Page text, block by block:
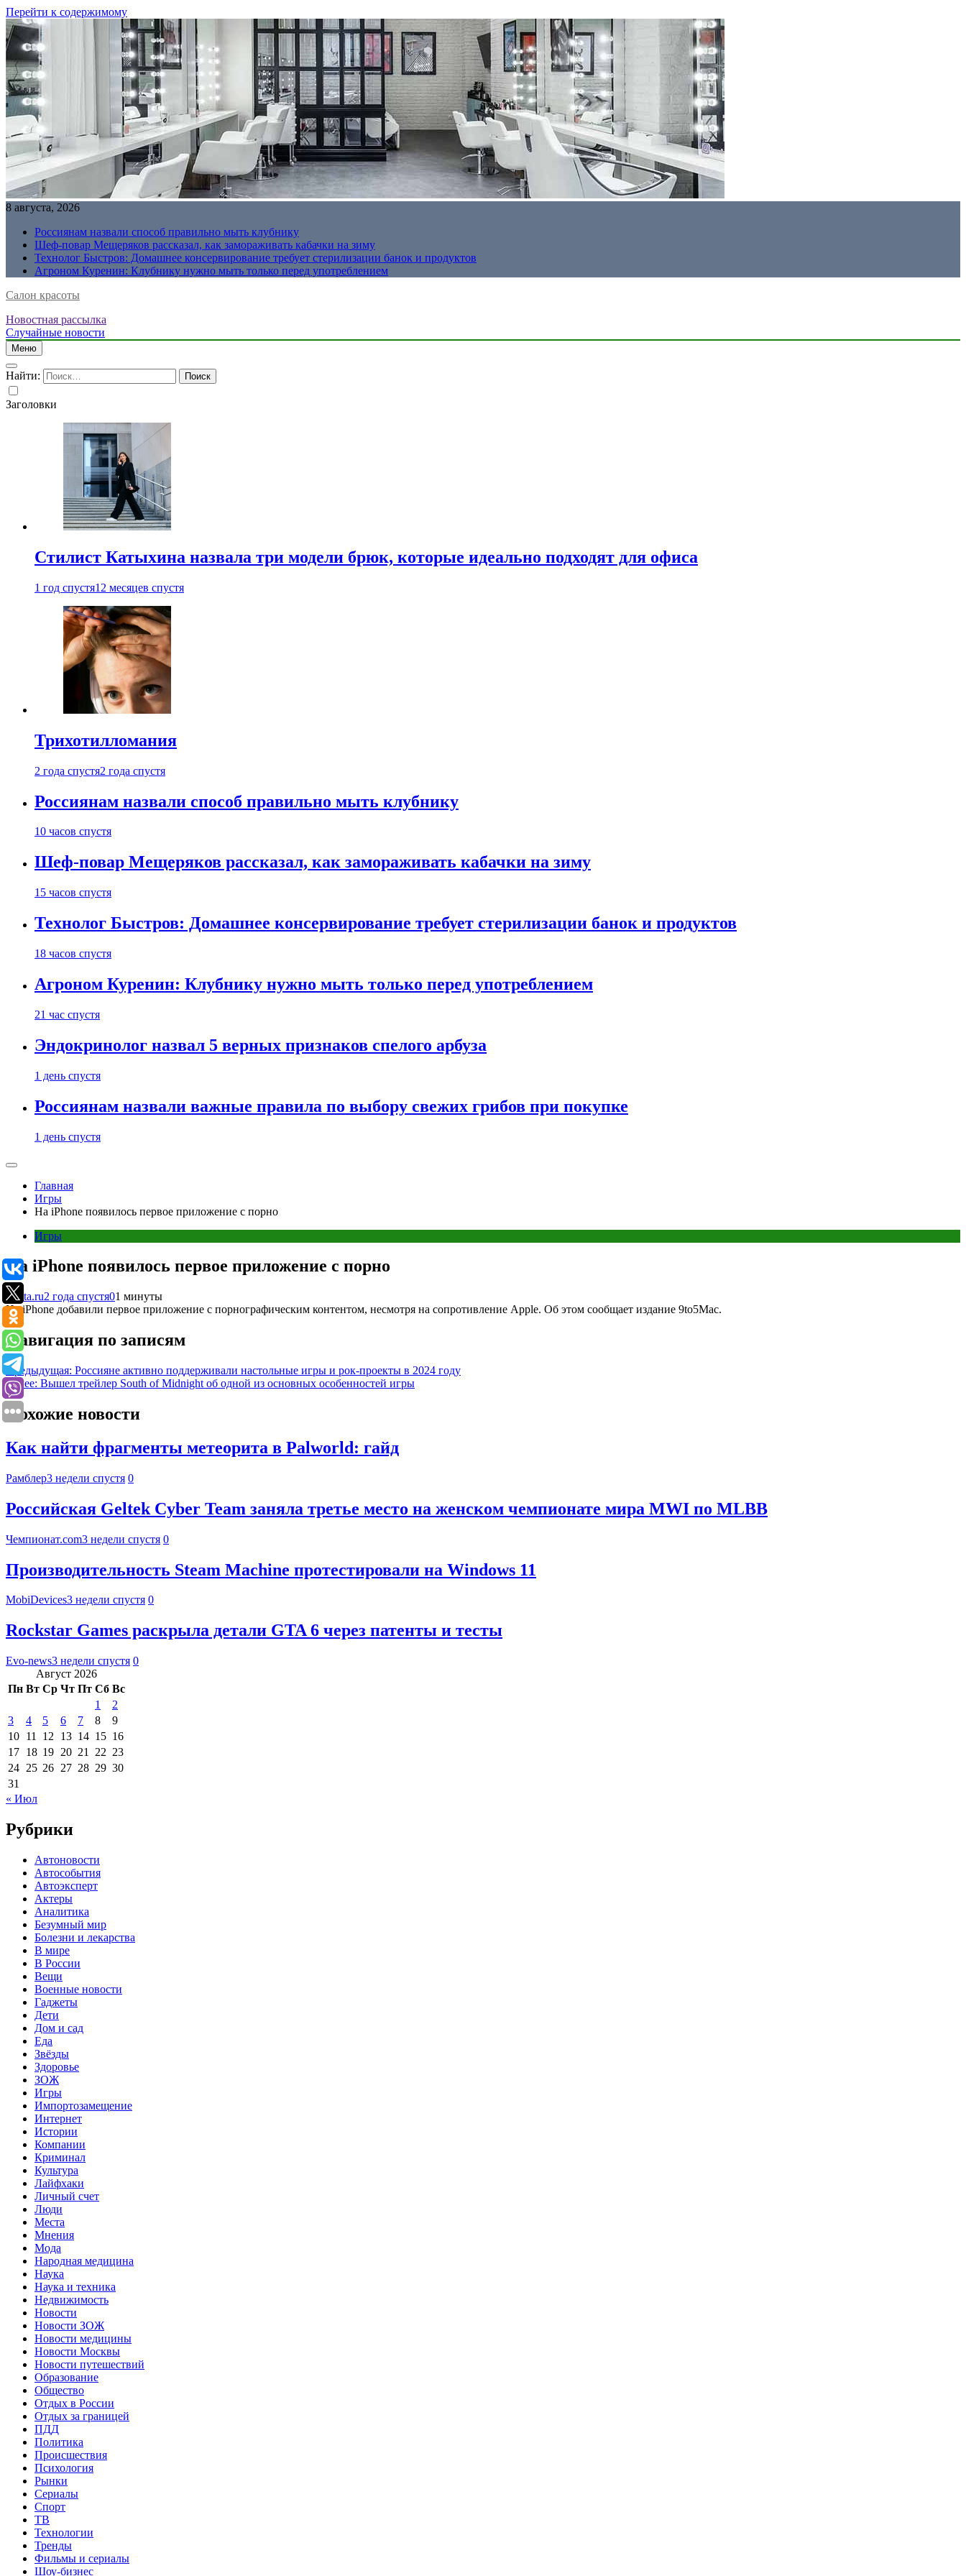
Перейти к содержимому
8 августа, 2026
Россиянам назвали способ правильно мыть клубнику
Шеф-повар Мещеряков рассказал, как замораживать кабачки на зиму
Технолог Быстров: Домашнее консервирование требует стерилизации банок и продуктов
Агроном Куренин: Клубнику нужно мыть только перед употреблением
Салон красоты
Новостная рассылка
Случайные новости
Меню
Найти:
Заголовки
Стилист Катыхина назвала три модели брюк, которые идеально подходят для офиса
1 год спустя12 месяцев спустя
Трихотилломания
2 года спустя2 года спустя
Россиянам назвали способ правильно мыть клубнику
10 часов спустя
Шеф-повар Мещеряков рассказал, как замораживать кабачки на зиму
15 часов спустя
Технолог Быстров: Домашнее консервирование требует стерилизации банок и продуктов
18 часов спустя
Агроном Куренин: Клубнику нужно мыть только перед употреблением
21 час спустя
Эндокринолог назвал 5 верных признаков спелого арбуза
1 день спустя
Россиянам назвали важные правила по выбору свежих грибов при покупке
1 день спустя
Главная
Игры
На iPhone появилось первое приложение с порно
Игры
На iPhone появилось первое приложение с порно
Lenta.ru2 года спустя01 минуты
На iPhone добавили первое приложение с порнографическим контентом, несмотря на сопротивление Apple. Об этом сообщает издание 9to5Mac.
Навигация по записям
Предыдущая: Россияне активно поддерживали настольные игры и рок-проекты в 2024 году
Далее: Вышел трейлер South of Midnight об одной из основных особенностей игры
Похожие новости
Как найти фрагменты метеорита в Palworld: гайд
Рамблер3 недели спустя 0
Российская Geltek Cyber Team заняла третье место на женском чемпионате мира MWI по MLBB
Чемпионат.com3 недели спустя 0
Производительность Steam Machine протестировали на Windows 11
MobiDevices3 недели спустя 0
Rockstar Games раскрыла детали GTA 6 через патенты и тесты
Evo-news3 недели спустя 0
Август 2026
Пн Вт Ср Чт Пт Сб Вс
1
2
3
4 5 6 7 8
9
10 11 12 13 14 15 16
17 18 19 20 21 22 23
24 25 26 27 28 29 30
31
« Июл
Рубрики
Автоновости
Автособытия
Автоэксперт
Актеры
Аналитика
Безумный мир
Болезни и лекарства
В мире
В России
Вещи
Военные новости
Гаджеты
Дети
Дом и сад
Еда
Звёзды
Здоровье
ЗОЖ
Игры
Импортозамещение
Интернет
Истории
Компании
Криминал
Культура
Лайфхаки
Личный счет
Люди
Места
Мнения
Мода
Народная медицина
Наука
Наука и техника
Недвижимость
Новости
Новости ЗОЖ
Новости медицины
Новости Москвы
Новости путешествий
Образование
Общество
Отдых в России
Отдых за границей
ПДД
Политика
Происшествия
Психология
Рынки
Сериалы
Спорт
ТВ
Технологии
Тренды
Фильмы и сериалы
Шоу-бизнес